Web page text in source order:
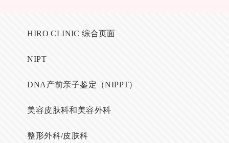
HIRO CLINIC 综合页面
NIPT
DNA产前亲子鉴定（NIPPT）
美容皮肤科和美容外科
整形外科/皮肤科